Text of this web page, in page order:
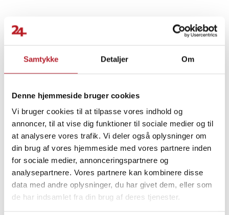
Samtykke Detaljer Om
Denne hjemmeside bruger cookies
Vi bruger cookies til at tilpasse vores indhold og
annoncer, til at vise dig funktioner til sociale medier og til
at analysere vores trafik. Vi deler også oplysninger om
din brug af vores hjemmeside med vores partnere inden
for sociale medier, annonceringspartnere og
analysepartnere. Vores partnere kan kombinere disse
data med andre oplysninger, du har givet dem, eller som
de har indsamlet fra din brug af deres tjenester.
badmintonbolde, 6 pinde, 1 taske
Article number:106097
Legetøj Udsalg 200kr & mere
Sport & Træning Sportsprodukter
Udsalg Legetøj & Spil Fritid & Legetøj